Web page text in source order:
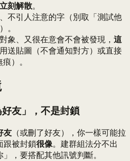
立刻解散。
不引人注意的字（別取「測試他
。
對象、又很在意會不會被發現， 這
用送貼圖（不會通知對方）或直接
）。
友」，不是封鎖
友 （或刪了好友），你一樣可能拉
跟被封鎖很像。建群組法分不出
，要搭配其他訊號判斷。